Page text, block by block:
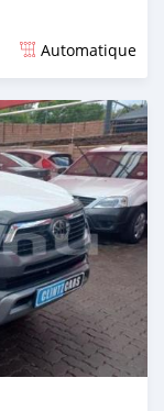
Automatique